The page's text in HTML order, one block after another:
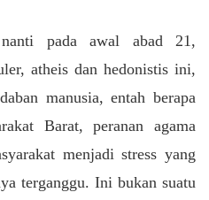
pada awal abad 21,
atheis dan hedonistis ini,
manusia, entah berapa
Barat, peranan agama
menjadi stress yang
terganggu. Ini bukan suatu